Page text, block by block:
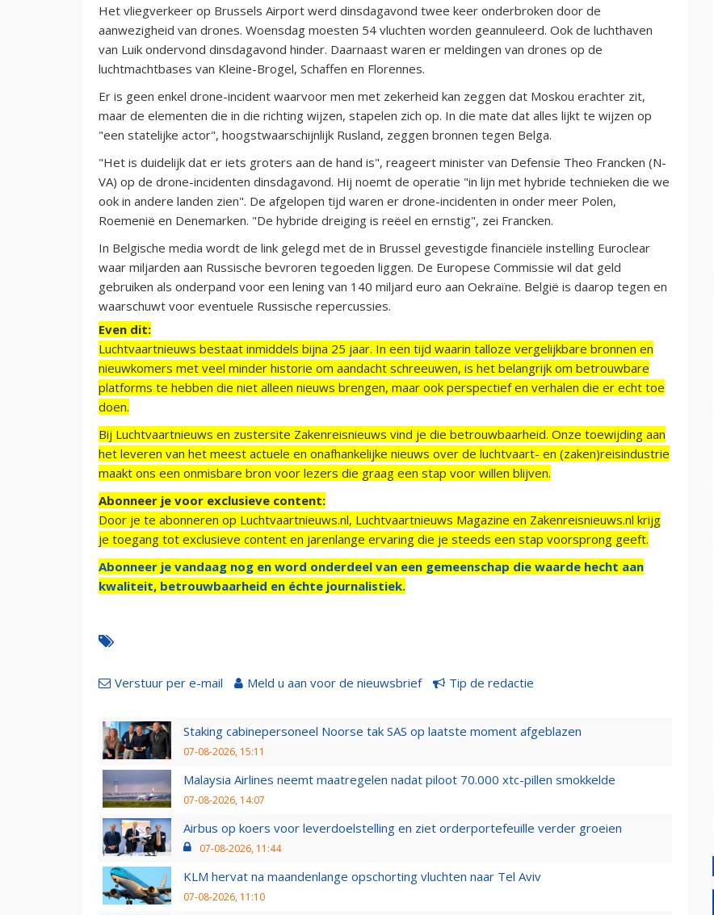
Het vliegverkeer op Brussels Airport werd dinsdagavond twee keer onderbroken door de
aanwezigheid van drones. Woensdag moesten 54 vluchten worden geannuleerd. Ook de luchthaven
van Luik ondervond dinsdagavond hinder. Daarnaast waren er meldingen van drones op de
luchtmachtbases van Kleine-Brogel, Schaffen en Florennes.
Er is geen enkel drone-incident waarvoor men met zekerheid kan zeggen dat Moskou erachter zit,
maar de elementen die in die richting wijzen, stapelen zich op. In die mate dat alles lijkt te wijzen op
"een statelijke actor", hoogstwaarschijnlijk Rusland, zeggen bronnen tegen Belga.
"Het is duidelijk dat er iets groters aan de hand is", reageert minister van Defensie Theo Francken (N-
VA) op de drone-incidenten dinsdagavond. Hij noemt de operatie "in lijn met hybride technieken die we
ook in andere landen zien". De afgelopen tijd waren er drone-incidenten in onder meer Polen,
Roemenië en Denemarken. "De hybride dreiging is reëel en ernstig", zei Francken.
In Belgische media wordt de link gelegd met de in Brussel gevestigde financiële instelling Euroclear
waar miljarden aan Russische bevroren tegoeden liggen. De Europese Commissie wil dat geld
gebruiken als onderpand voor een lening van 140 miljard euro aan Oekraïne. België is daarop tegen en
waarschuwt voor eventuele Russische repercussies.
Even dit:
Luchtvaartnieuws bestaat inmiddels bijna 25 jaar. In een tijd waarin talloze vergelijkbare bronnen en
nieuwkomers met veel minder historie om aandacht schreeuwen, is het belangrijk om betrouwbare
platforms te hebben die niet alleen nieuws brengen, maar ook perspectief en verhalen die er echt toe
doen.
Bij Luchtvaartnieuws en zustersite Zakenreisnieuws vind je die betrouwbaarheid. Onze toewijding aan
het leveren van het meest actuele en onafhankelijke nieuws over de luchtvaart- en (zaken)reisindustrie
maakt ons een onmisbare bron voor lezers die graag een stap voor willen blijven.
Abonneer je voor exclusieve content:
Door je te abonneren op Luchtvaartnieuws.nl, Luchtvaartnieuws Magazine en Zakenreisnieuws.nl krijg
je toegang tot exclusieve content en jarenlange ervaring die je steeds een stap voorsprong geeft.
Abonneer je vandaag nog en word onderdeel van een gemeenschap die waarde hecht aan
kwaliteit, betrouwbaarheid en échte journalistiek.
Verstuur per e-mail Meld u aan voor de nieuwsbrief Tip de redactie
Staking cabinepersoneel Noorse tak SAS op laatste moment afgeblazen
07-08-2026, 15:11
Malaysia Airlines neemt maatregelen nadat piloot 70.000 xtc-pillen smokkelde
07-08-2026, 14:07
Airbus op koers voor leverdoelstelling en ziet orderportefeuille verder groeien
07-08-2026, 11:44
KLM hervat na maandenlange opschorting vluchten naar Tel Aviv
07-08-2026, 11:10